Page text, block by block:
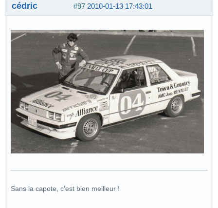
#97 2010-01-13 17:43:01
cédric
Sans la capote, c'est bien meilleur !